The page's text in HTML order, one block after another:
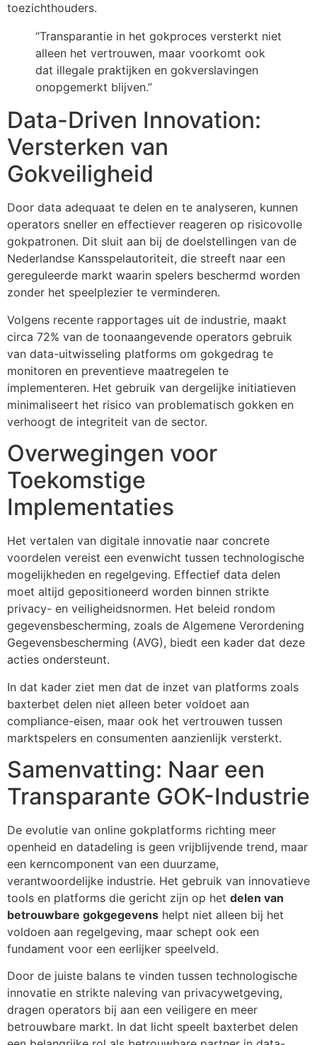
toezichthouders.
“Transparantie in het gokproces versterkt niet
alleen het vertrouwen, maar voorkomt ook
dat illegale praktijken en gokverslavingen
onopgemerkt blijven.”
Data-Driven Innovation:
Versterken van
Gokveiligheid
Door data adequaat te delen en te analyseren, kunnen
operators sneller en effectiever reageren op risicovolle
gokpatronen. Dit sluit aan bij de doelstellingen van de
Nederlandse Kansspelautoriteit, die streeft naar een
gereguleerde markt waarin spelers beschermd worden
zonder het speelplezier te verminderen.
Volgens recente rapportages uit de industrie, maakt
circa 72% van de toonaangevende operators gebruik
van data-uitwisseling platforms om gokgedrag te
monitoren en preventieve maatregelen te
implementeren. Het gebruik van dergelijke initiatieven
minimaliseert het risico van problematisch gokken en
verhoogt de integriteit van de sector.
Overwegingen voor
Toekomstige
Implementaties
Het vertalen van digitale innovatie naar concrete
voordelen vereist een evenwicht tussen technologische
mogelijkheden en regelgeving. Effectief data delen
moet altijd gepositioneerd worden binnen strikte
privacy- en veiligheidsnormen. Het beleid rondom
gegevensbescherming, zoals de Algemene Verordening
Gegevensbescherming (AVG), biedt een kader dat deze
acties ondersteunt.
In dat kader ziet men dat de inzet van platforms zoals
baxterbet delen niet alleen beter voldoet aan
compliance-eisen, maar ook het vertrouwen tussen
marktspelers en consumenten aanzienlijk versterkt.
Samenvatting: Naar een
Transparante GOK-Industrie
De evolutie van online gokplatforms richting meer
openheid en datadeling is geen vrijblijvende trend, maar
een kerncomponent van een duurzame,
verantwoordelijke industrie. Het gebruik van innovatieve
tools en platforms die gericht zijn op het delen van
betrouwbare gokgegevens helpt niet alleen bij het
voldoen aan regelgeving, maar schept ook een
fundament voor een eerlijker speelveld.
Door de juiste balans te vinden tussen technologische
innovatie en strikte naleving van privacywetgeving,
dragen operators bij aan een veiligere en meer
betrouwbare markt. In dat licht speelt baxterbet delen